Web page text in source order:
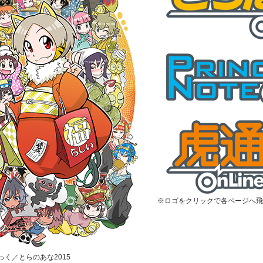
く／とらのあな2015
※ロゴをクリックで各ページへ